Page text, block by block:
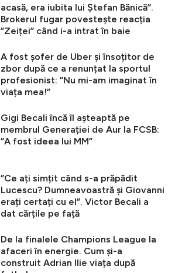
acasă, era iubita lui Ștefan Bănică”.
Brokerul fugar povestește reacția
”Zeiței” când i-a intrat în baie
A fost șofer de Uber și însoțitor de
zbor după ce a renunțat la sportul
profesionist: ”Nu mi-am imaginat în
viața mea!”
Gigi Becali încă îl așteaptă pe
membrul Generației de Aur la FCSB:
”A fost ideea lui MM”
”Ce ați simțit când s-a prăpădit
Lucescu? Dumneavoastră și Giovanni
erați certați cu el”. Victor Becali a
dat cărțile pe față
De la finalele Champions League la
afaceri în energie. Cum și-a
construit Adrian Ilie viața după